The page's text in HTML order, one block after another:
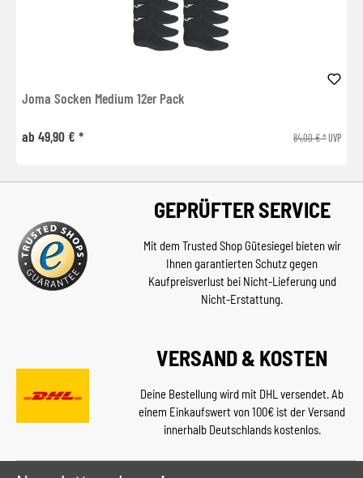
Joma Socken Medium 12er Pack
ab 49,90 € * 84,00 € *UVP
GEPRÜFTER SERVICE
Mit dem Trusted Shop Gütesiegel bieten wir
Ihnen garantierten Schutz gegen
Kaufpreisverlust bei Nicht-Lieferung und
Nicht-Erstattung.
VERSAND & KOSTEN
Deine Bestellung wird mit DHL versendet. Ab
einem Einkaufswert von 100€ ist der Versand
innerhalb Deutschlands kostenlos.